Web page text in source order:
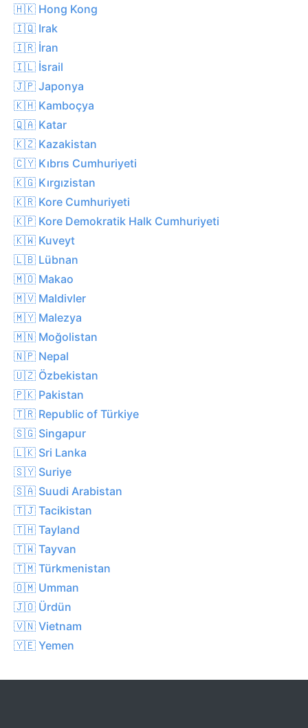
🇭🇰 Hong Kong
🇮🇶 Irak
🇮🇷 İran
🇮🇱 İsrail
🇯🇵 Japonya
🇰🇭 Kamboçya
🇶🇦 Katar
🇰🇿 Kazakistan
🇨🇾 Kıbrıs Cumhuriyeti
🇰🇬 Kırgızistan
🇰🇷 Kore Cumhuriyeti
🇰🇵 Kore Demokratik Halk Cumhuriyeti
🇰🇼 Kuveyt
🇱🇧 Lübnan
🇲🇴 Makao
🇲🇻 Maldivler
🇲🇾 Malezya
🇲🇳 Moğolistan
🇳🇵 Nepal
🇺🇿 Özbekistan
🇵🇰 Pakistan
🇹🇷 Republic of Türkiye
🇸🇬 Singapur
🇱🇰 Sri Lanka
🇸🇾 Suriye
🇸🇦 Suudi Arabistan
🇹🇯 Tacikistan
🇹🇭 Tayland
🇹🇼 Tayvan
🇹🇲 Türkmenistan
🇴🇲 Umman
🇯🇴 Ürdün
🇻🇳 Vietnam
🇾🇪 Yemen